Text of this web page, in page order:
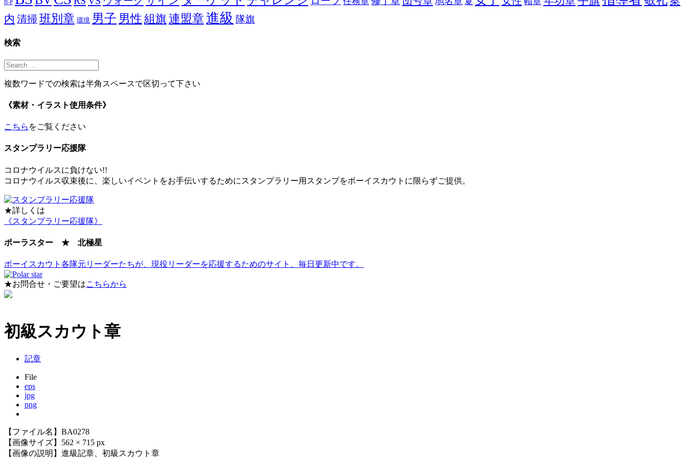
B-P
内 清掃 班別章 環境 男子 男性 組旗連盟章 進級 隊旗
検索
複数ワードでの検索は半角スペースで区切って下さい
《素材・イラスト使用条件》
こちら をご覧ください
スタンプラリー応援隊
コロナウイルスに負けない!!
コロナウイルス収束後に、楽しいイベントをお手伝いするためにスタンプラリー用スタンプをボーイスカウトに限らずご提供。
★詳しくは
《スタンプラリー応援隊》
ポーラスター ★ 北極星
ボーイスカウト各隊元リーダーたちが、現役リーダーを応援するためのサイト、毎日更新中です。
★お問合せ・ご要望はこちらから
初級スカウト章
記章
File
eps
jpg
png
【ファイル名】BA0278
【画像サイズ】562 × 715 px
【画像の説明】進級記章、初級スカウト章